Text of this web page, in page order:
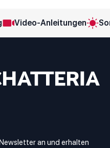
Video-Anleitungen
an und erhalten